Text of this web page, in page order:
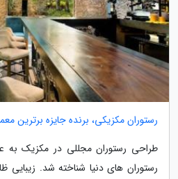
رستوران مکزیکی، برنده جایزه برترین
طراحی رستوران مجللی در مکزیک به
رستوران های دنیا شناخته شد. زیبایی